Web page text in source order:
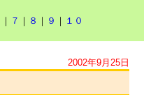
｜ ７ ｜ ８ ｜ ９ ｜ １０
2002年9月25日